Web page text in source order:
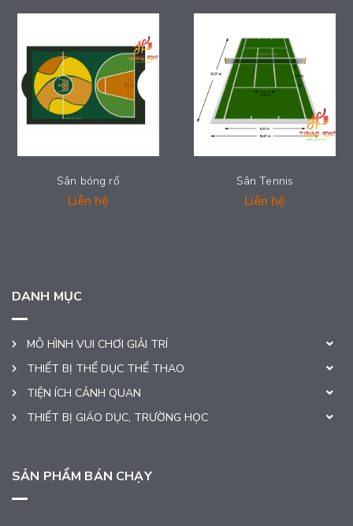
Sân bóng rổ
Liên hệ
Sân Tennis
Liên hệ
DANH MỤC
MÔ HÌNH VUI CHƠI GIẢI TRÍ
THIẾT BỊ THỂ DỤC THỂ THAO
TIỆN ÍCH CẢNH QUAN
THIẾT BỊ GIÁO DỤC, TRƯỜNG HỌC
SẢN PHẨM BÁN CHẠY